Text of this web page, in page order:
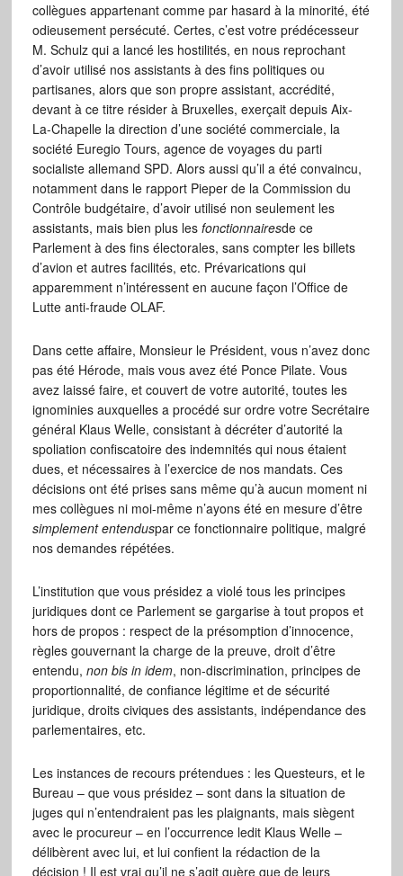
collègues appartenant comme par hasard à la minorité, été
odieusement persécuté. Certes, c’est votre prédécesseur
M. Schulz qui a lancé les hostilités, en nous reprochant
d’avoir utilisé nos assistants à des fins politiques ou
partisanes, alors que son propre assistant, accrédité,
devant à ce titre résider à Bruxelles, exerçait depuis Aix-
La-Chapelle la direction d’une société commerciale, la
société Euregio Tours, agence de voyages du parti
socialiste allemand SPD. Alors aussi qu’il a été convaincu,
notamment dans le rapport Pieper de la Commission du
Contrôle budgétaire, d’avoir utilisé non seulement les
assistants, mais bien plus les fonctionnairesde ce
Parlement à des fins électorales, sans compter les billets
d’avion et autres facilités, etc. Prévarications qui
apparemment n’intéressent en aucune façon l’Office de
Lutte anti-fraude OLAF.
Dans cette affaire, Monsieur le Président, vous n’avez donc
pas été Hérode, mais vous avez été Ponce Pilate. Vous
avez laissé faire, et couvert de votre autorité, toutes les
ignominies auxquelles a procédé sur ordre votre Secrétaire
général Klaus Welle, consistant à décréter d’autorité la
spoliation confiscatoire des indemnités qui nous étaient
dues, et nécessaires à l’exercice de nos mandats. Ces
décisions ont été prises sans même qu’à aucun moment ni
mes collègues ni moi-même n’ayons été en mesure d’être
simplement entenduspar ce fonctionnaire politique, malgré
nos demandes répétées.
L’institution que vous présidez a violé tous les principes
juridiques dont ce Parlement se gargarise à tout propos et
hors de propos : respect de la présomption d’innocence,
règles gouvernant la charge de la preuve, droit d’être
entendu, non bis in idem, non-discrimination, principes de
proportionnalité, de confiance légitime et de sécurité
juridique, droits civiques des assistants, indépendance des
parlementaires, etc.
Les instances de recours prétendues : les Questeurs, et le
Bureau – que vous présidez – sont dans la situation de
juges qui n’entendraient pas les plaignants, mais siègent
avec le procureur – en l’occurrence ledit Klaus Welle –
délibèrent avec lui, et lui confient la rédaction de la
décision ! Il est vrai qu’il ne s’agit guère que de leurs